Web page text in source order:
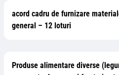
acord cadru de furnizare
general – 12 loturi
Produse alimentare diverse